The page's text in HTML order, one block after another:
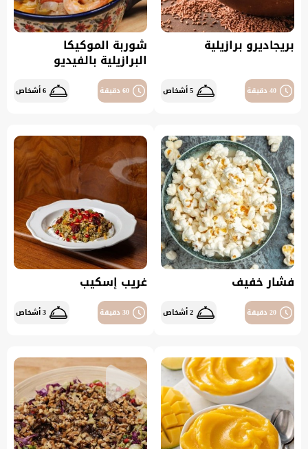
بريجاديرو برازيلية
40 دقيقة 5 أشخاص
شوربة الموكيكا
البرازيلية بالفيديو
60 دقيقة 6 أشخاص
فشار خفيف
20 دقيقة 2 أشخاص
غريب إسكيب
30 دقيقة 3 أشخاص